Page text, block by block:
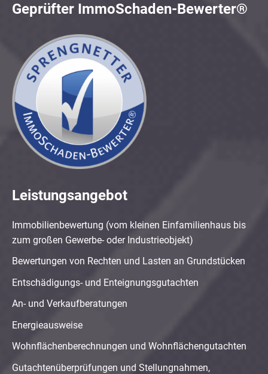
Geprüfter ImmoSchaden-Bewerter®
Leistungsangebot
Immobilienbewertung (vom kleinen Einfamilienhaus bis
zum großen Gewerbe- oder Industrieobjekt)
Bewertungen von Rechten und Lasten an Grundstücken
Entschädigungs- und Enteignungsgutachten
An- und Verkaufberatungen
Energieausweise
Wohnflächenberechnungen und Wohnflächengutachten
Gutachtenüberprüfungen und Stellungnahmen,